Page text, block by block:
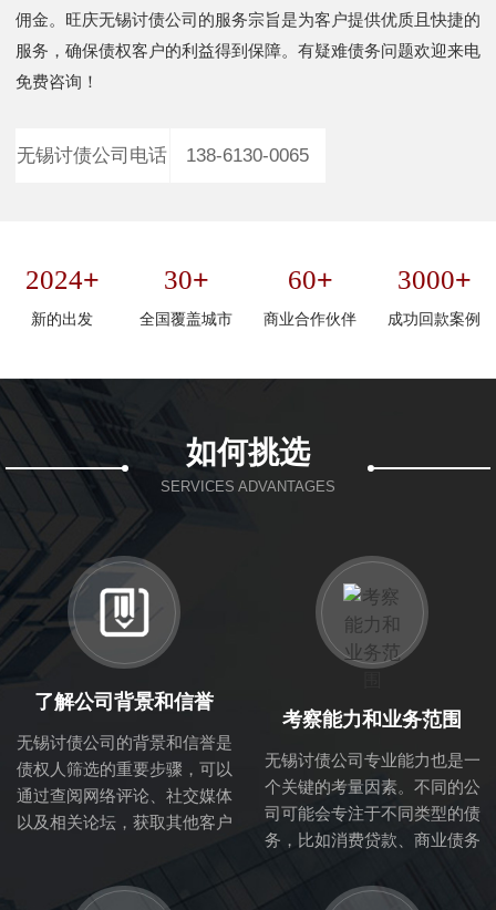
佣金。旺庆无锡讨债公司的服务宗旨是为客户提供优质且快捷的
服务，确保债权客户的利益得到保障。有疑难债务问题欢迎来电
免费咨询！
无锡讨债公司电话 138-6130-0065
2024+
新的出发
30+
全国覆盖城市
60+
商业合作伙伴
3000+
成功回款案例
如何挑选
SERVICES ADVANTAGES
了解公司背景和信誉
无锡讨债公司的背景和信誉是
债权人筛选的重要步骤，可以
通过查阅网络评论、社交媒体
以及相关论坛，获取其他客户
碑，拥有成熟的业务流程与专
考察能力和业务范围
无锡讨债公司专业能力也是一
个关键的考量因素。不同的公
司可能会专注于不同类型的债
务，比如消费贷款、商业债务
范围与专业能力，可以帮助你